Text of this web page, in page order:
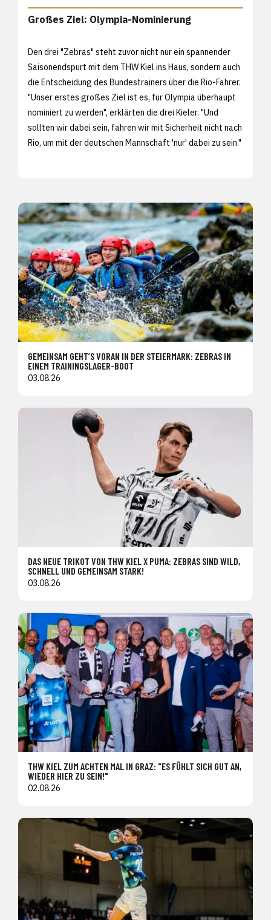
Großes Ziel: Olympia-Nominierung
Den drei "Zebras" steht zuvor nicht nur ein spannender
Saisonendspurt mit dem THW Kiel ins Haus, sondern auch
die Entscheidung des Bundestrainers über die Rio-Fahrer.
"Unser erstes großes Ziel ist es, für Olympia überhaupt
nominiert zu werden", erklärten die drei Kieler. "Und
sollten wir dabei sein, fahren wir mit Sicherheit nicht nach
Rio, um mit der deutschen Mannschaft 'nur' dabei zu sein."
GEMEINSAM GEHT’S VORAN IN DER STEIERMARK: ZEBRAS IN
EINEM TRAININGSLAGER-BOOT
03.08.26
DAS NEUE TRIKOT VON THW KIEL X PUMA: ZEBRAS SIND WILD,
SCHNELL UND GEMEINSAM STARK!
03.08.26
THW KIEL ZUM ACHTEN MAL IN GRAZ: "ES FÜHLT SICH GUT AN,
WIEDER HIER ZU SEIN!"
02.08.26